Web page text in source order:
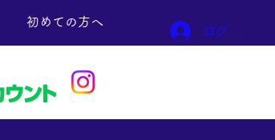
初めての方へ
ログイン